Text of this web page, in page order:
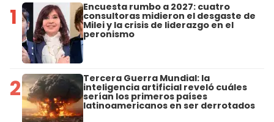
1 Encuesta rumbo a 2027: cuatro
consultoras midieron el desgaste de
Milei y la crisis de liderazgo en el
peronismo
2 Tercera Guerra Mundial: la
inteligencia artificial reveló cuáles
serían los primeros países
latinoamericanos en ser derrotados